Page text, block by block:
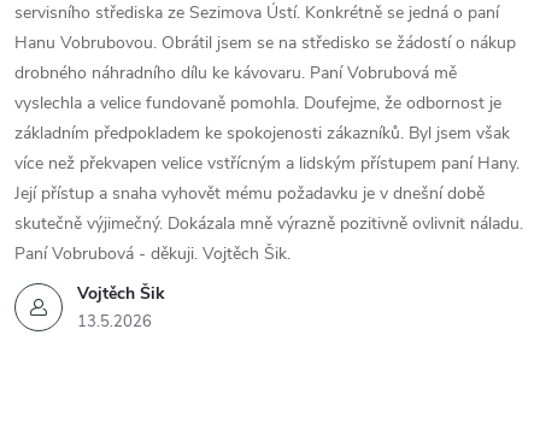
Vojtěch Šik
13.5.2026
servisního střediska ze Sezimova Ústí. Konkrétně se jedná o paní
Hanu Vobrubovou. Obrátil jsem se na středisko se žádostí o nákup
drobného náhradního dílu ke kávovaru. Paní Vobrubová mě
vyslechla a velice fundovaně pomohla. Doufejme, že odbornost je
základním předpokladem ke spokojenosti zákazníků. Byl jsem však
více než překvapen velice vstřícným a lidským přístupem paní Hany.
Její přístup a snaha vyhovět mému požadavku je v dnešní době
skutečně výjimečný. Dokázala mně výrazně pozitivně ovlivnit náladu.
Paní Vobrubová - děkuji. Vojtěch Šik.